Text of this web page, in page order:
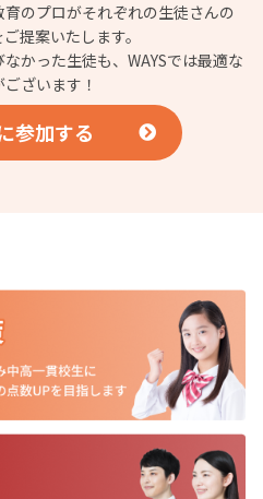
のプロがそれぞれの生徒さんの
提案いたします。
かった生徒も、WAYSでは最適な
ざいます！
参加する